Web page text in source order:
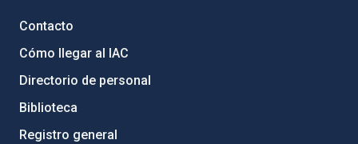
Contacto
Cómo llegar al IAC
Directorio de personal
Biblioteca
Registro general